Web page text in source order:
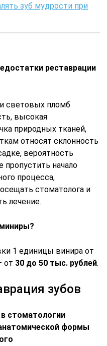
зуб мудрости при
реставрации
световых пломб
высокая
природных тканей,
относят склонность
вероятность
начало
процесса,
стоматолога и
лечение.
1 единицы винира от
от 30 до 50 тыс. рублей.
зубов
стоматологии
формы